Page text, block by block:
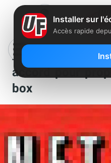
Après
accord pour
box
Installer sur
Accès rapide